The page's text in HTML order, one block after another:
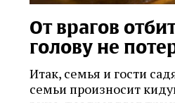
От врагов
голову не
Итак, семья и гости
семьи произносит